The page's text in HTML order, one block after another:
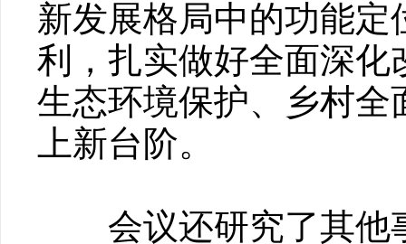
新发展格局中的功能
利，扎实做好全面深化
生态环境保护、乡村
上新台阶。
会议还研究了其他